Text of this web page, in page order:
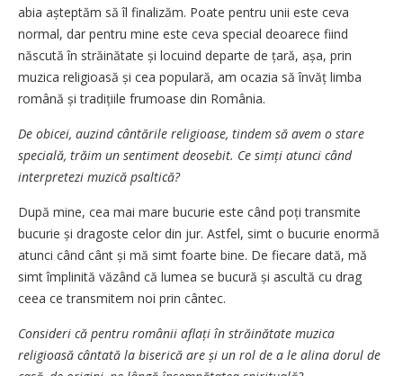
abia așteptăm să îl finalizăm. Poate pentru unii este ceva
normal, dar pentru mine este ceva special deoarece fiind
născută în străinătate și locuind departe de țară, așa, prin
muzica religioasă și cea populară, am ocazia să învăț limba
română și tradițiile frumoase din România.
De obicei, auzind cântările religioase, tindem să avem o stare
specială, trăim un sentiment deosebit. Ce simți atunci când
interpretezi muzică psaltică?
După mine, cea mai mare bucurie este când poți transmite
bucurie și dragoste celor din jur. Astfel, simt o bucurie enormă
atunci când cânt și mă simt foarte bine. De fiecare dată, mă
simt împlinită văzând că lumea se bucură și ascultă cu drag
ceea ce transmitem noi prin cântec.
Consideri că pentru românii aflați în străinătate muzica
religioasă cântată la biserică are și un rol de a le alina dorul de